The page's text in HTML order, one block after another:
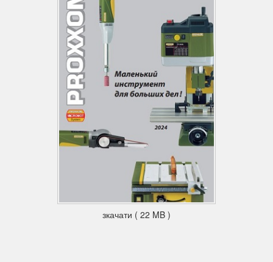
зкачати ( 22 MB )